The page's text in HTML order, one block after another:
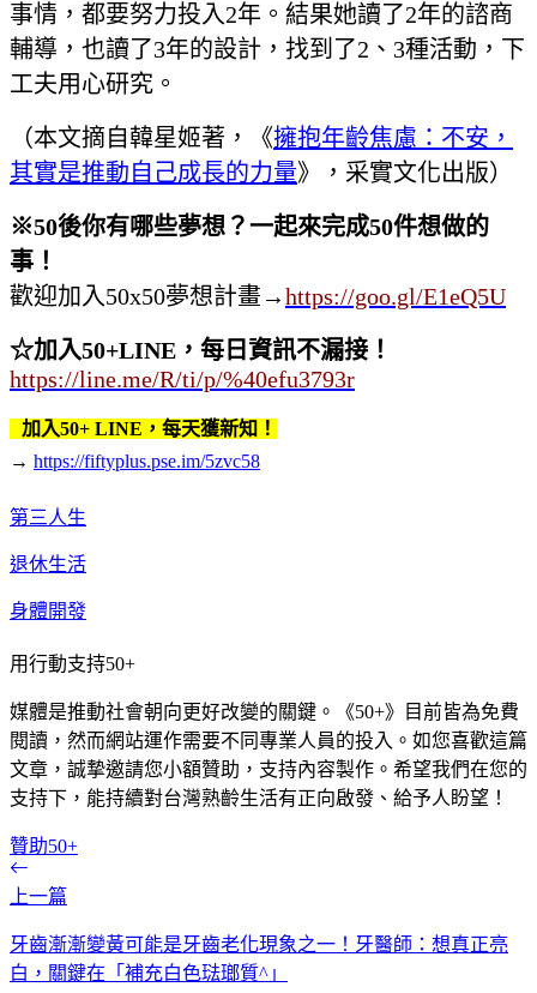
事情，都要努力投入2年。結果她讀了2年的諮商
輔導，也讀了3年的設計，找到了2、3種活動，下
工夫用心研究。
（本文摘自韓星姬著，《擁抱年齡焦慮：不安，
其實是推動自己成長的力量》，采實文化出版）
※50後你有哪些夢想？一起來完成50件想做的
事！
歡迎加入50x50夢想計畫 →https://goo.gl/E1eQ5U
☆加入50+LINE，每日資訊不漏接！
https://line.me/R/ti/p/%40efu3793r
加入50+ LINE，每天獲新知！
→ https://fiftyplus.pse.im/5zvc58
第三人生
退休生活
身體開發
用行動支持50+
媒體是推動社會朝向更好改變的關鍵。《50+》目前皆為免費
閱讀，然而網站運作需要不同專業人員的投入。如您喜歡這篇
文章，誠摯邀請您小額贊助，支持內容製作。希望我們在您的
支持下，能持續對台灣熟齡生活有正向啟發、給予人盼望！
贊助50+
上一篇
牙齒漸漸變黃可能是牙齒老化現象之一！牙醫師：想真正亮
白，關鍵在「補充白色琺瑯質^」